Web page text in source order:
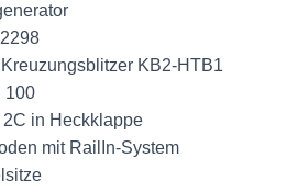
KB2-HTB1
100
in Heckklappe
mit RailIn-System